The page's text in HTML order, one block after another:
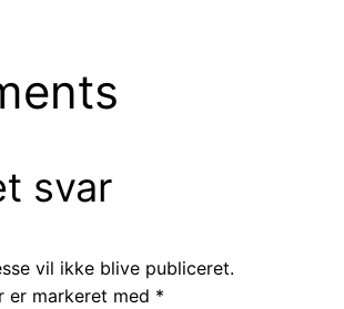
svar
vil ikke blive publiceret.
markeret med *